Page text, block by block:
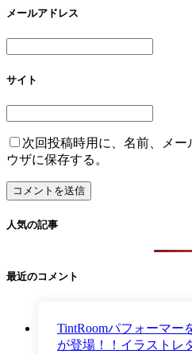
メールアドレス
サイト
次回投稿時用に、名前、メ
ウザに保存する。
人気の記事
最近のコメント
TintRoomパフォーマー
が登場！！イラストレ